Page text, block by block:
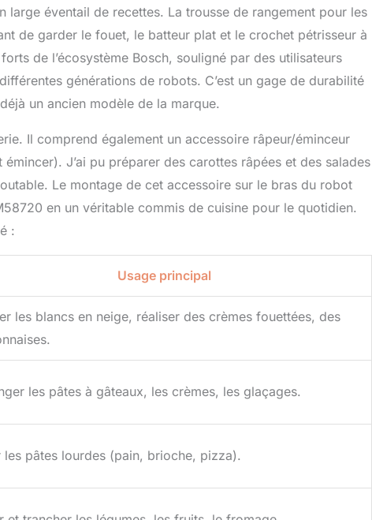
éventail de recettes. La trousse de rangement pour les
de garder le fouet, le batteur plat et le crochet pétrisseur à
de l’écosystème Bosch, souligné par des utilisateurs
générations de robots. C’est un gage de durabilité
un ancien modèle de la marque.
Il comprend également un accessoire râpeur/éminceur
J’ai pu préparer des carottes râpées et des salades
Le montage de cet accessoire sur le bras du robot
en un véritable commis de cuisine pour le quotidien.
:
Usage principal
les blancs en neige, réaliser des crèmes fouettées, des
les pâtes à gâteaux, les crèmes, les glaçages.
les pâtes lourdes (pain, brioche, pizza).